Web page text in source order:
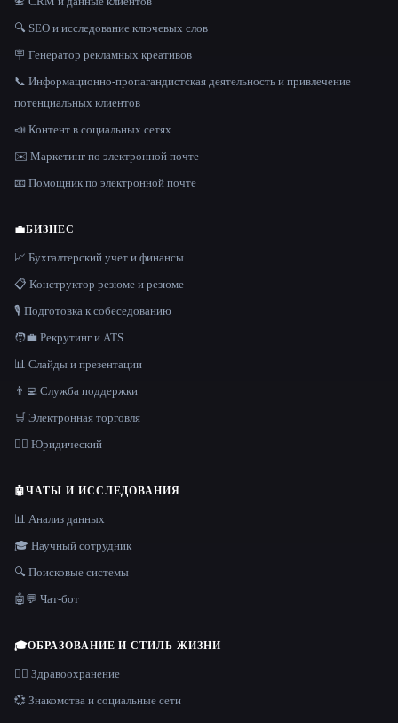
🔍 SEO и исследование ключевых слов
🪧 Генератор рекламных креативов
📞 Информационно-пропагандистская деятельность и привлечение
потенциальных клиентов
📣 Контент в социальных сетях
✉️ Маркетинг по электронной почте
📧 Помощник по электронной почте
💼БИЗНЕС
📈 Бухгалтерский учет и финансы
📋 Конструктор резюме и резюме
🎙️ Подготовка к собеседованию
🧑‍💼 Рекрутинг и ATS
📊 Слайды и презентации
👨‍💻 Служба поддержки
🛒 Электронная торговля
👩‍⚖️ Юридический
🤖ЧАТЫ И ИССЛЕДОВАНИЯ
📊 Анализ данных
🎓 Научный сотрудник
🔍 Поисковые системы
🤖💬 Чат-бот
🎓ОБРАЗОВАНИЕ И СТИЛЬ ЖИЗНИ
👩‍⚕️ Здравоохранение
💞 Знакомства и социальные сети